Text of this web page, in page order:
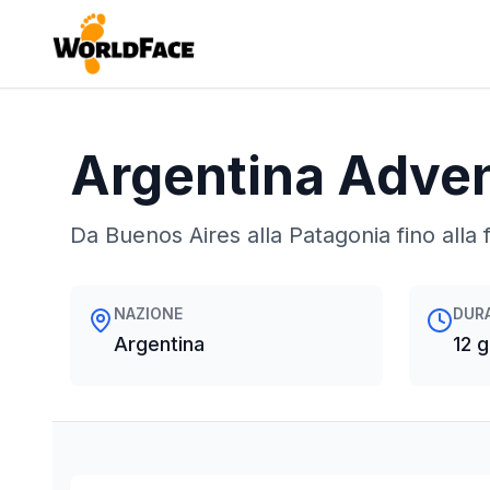
Argentina
Da Buenos Aires alla Patagonia fino
NAZIONE
Argentina 12